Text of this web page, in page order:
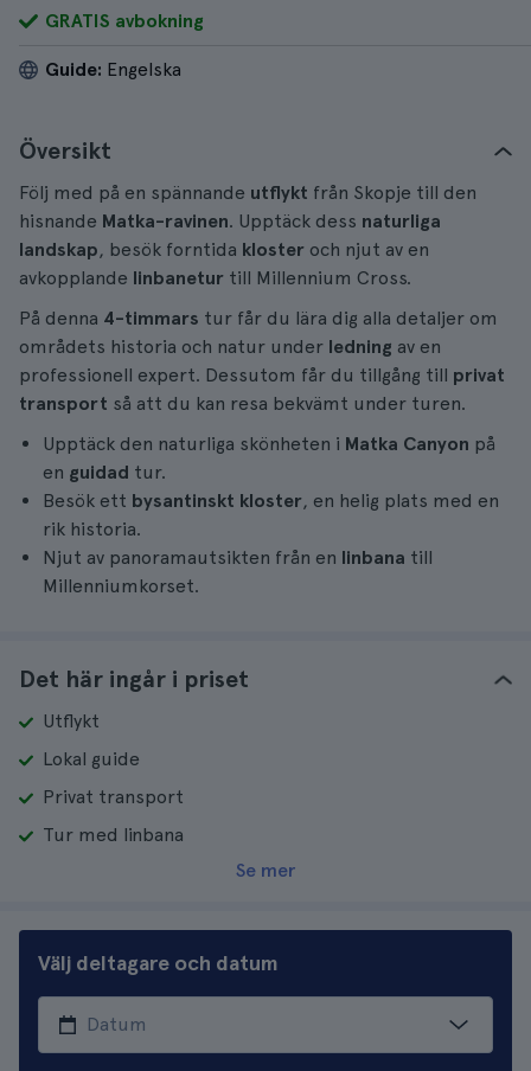
GRATIS avbokning
Guide: Engelska
Översikt
Följ med på en spännande utflykt från Skopje till den
hisnande Matka-ravinen. Upptäck dess naturliga
landskap, besök forntida kloster och njut av en
avkopplande linbanetur till Millennium Cross.
På denna 4-timmars tur får du lära dig alla detaljer om
områdets historia och natur under ledning av en
professionell expert. Dessutom får du tillgång till privat
transport så att du kan resa bekvämt under turen.
Upptäck den naturliga skönheten i Matka Canyon på
en guidad tur.
Besök ett bysantinskt kloster, en helig plats med en
rik historia.
Njut av panoramautsikten från en linbana till
Millenniumkorset.
Det här ingår i priset
Utflykt
Lokal guide
Privat transport
Tur med linbana
Se mer
Välj deltagare och datum